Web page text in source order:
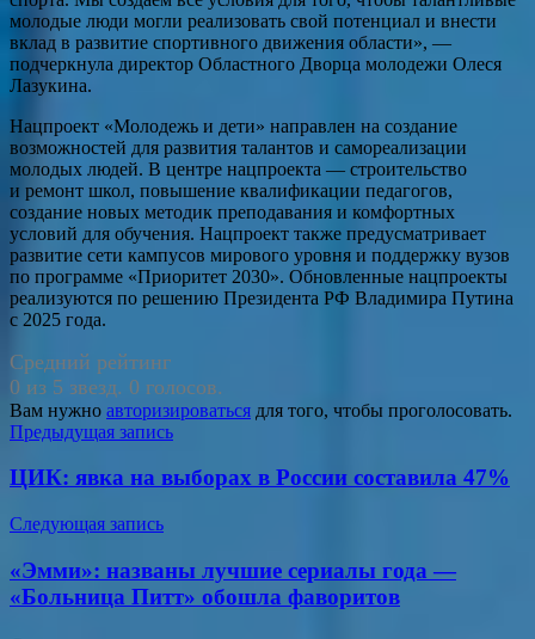
молодые люди могли реализовать свой потенциал и внести
вклад в развитие спортивного движения области», —
подчеркнула директор Областного Дворца молодежи Олеся
Лазукина.
Нацпроект «Молодежь и дети» направлен на создание
возможностей для развития талантов и самореализации
молодых людей. В центре нацпроекта — строительство
и ремонт школ, повышение квалификации педагогов,
создание новых методик преподавания и комфортных
условий для обучения. Нацпроект также предусматривает
развитие сети кампусов мирового уровня и поддержку вузов
по программе «Приоритет 2030». Обновленные нацпроекты
реализуются по решению Президента РФ Владимира Путина
с 2025 года.
Средний рейтинг
0 из 5 звезд. 0 голосов.
Вам нужно авторизироваться для того, чтобы проголосовать.
Навигация
по
записям
Предыдущая запись
ЦИК: явка на выборах в России составила 47%
Следующая запись
«Эмми»: названы лучшие сериалы года —
«Больница Питт» обошла фаворитов